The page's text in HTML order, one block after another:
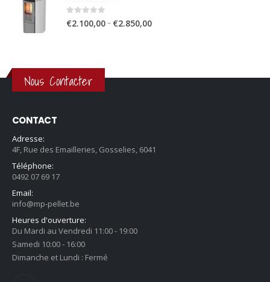
€1.900,00
0sur 5
€2.100,00– €2.850,00Plage
Nous Contacter
CONTACT
Adresse:
4F, Rue des Emailleries, Gosselies, 6041
Téléphone:
0492 07 69 17
Email:
info@mp-pellet.be
Heures d'ouverture:
Du Mardi au Vendredi 11:00 - 19:00
Samedi 10:00 - 16:00
Dimanche et Lundi : Fermé